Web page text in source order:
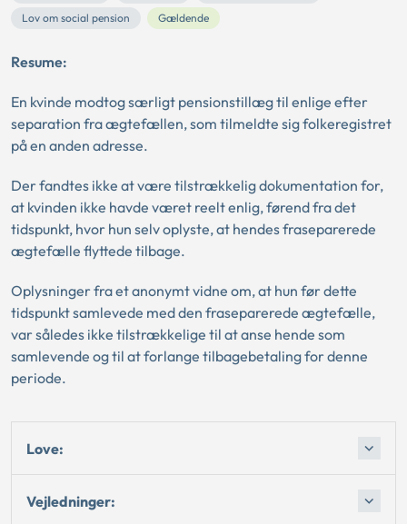
Lov om social pension
Gældende
Resume:
En kvinde modtog særligt pensionstillæg til enlige efter
separation fra ægtefællen, som tilmeldte sig folkeregistret
på en anden adresse.
Der fandtes ikke at være tilstrækkelig dokumentation for,
at kvinden ikke havde været reelt enlig, førend fra det
tidspunkt, hvor hun selv oplyste, at hendes fraseparerede
ægtefælle flyttede tilbage.
Oplysninger fra et anonymt vidne om, at hun før dette
tidspunkt samlevede med den fraseparerede ægtefælle,
var således ikke tilstrækkelige til at anse hende som
samlevende og til at forlange tilbagebetaling for denne
periode.
Love:
Vejledninger: